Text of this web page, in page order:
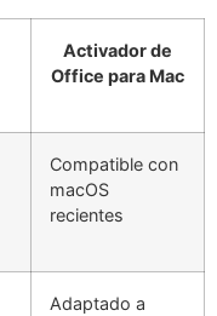
Activador de
Office para Mac
Compatible con
macOS
recientes
Adaptado a